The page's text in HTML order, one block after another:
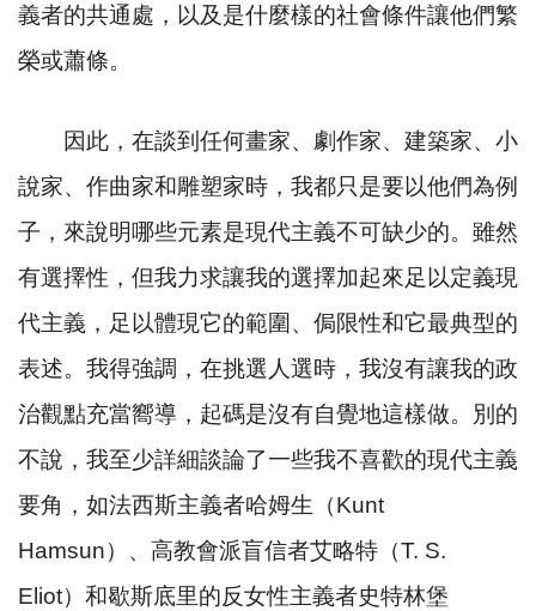
義者的共通處，以及是什麼樣的社會條件讓他們繁
榮或蕭條。
因此，在談到任何畫家、劇作家、建築家、小
說家、作曲家和雕塑家時，我都只是要以他們為例
子，來說明哪些元素是現代主義不可缺少的。雖然
有選擇性，但我力求讓我的選擇加起來足以定義現
代主義，足以體現它的範圍、侷限性和它最典型的
表述。我得強調，在挑選人選時，我沒有讓我的政
治觀點充當嚮導，起碼是沒有自覺地這樣做。別的
不說，我至少詳細談論了一些我不喜歡的現代主義
要角，如法西斯主義者哈姆生（Kunt
Hamsun）、高教會派盲信者艾略特（T. S.
Eliot）和歇斯底里的反女性主義者史特林堡